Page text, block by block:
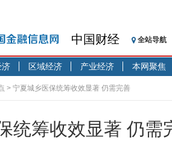
中国财经 全站导航
济 区域经济 产业经济 本网聚焦
> 宁夏城乡医保统筹收效显著 仍需完善
统筹收效显著 仍需